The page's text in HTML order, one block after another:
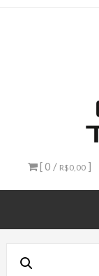
[ 0 / R$0,00 ]